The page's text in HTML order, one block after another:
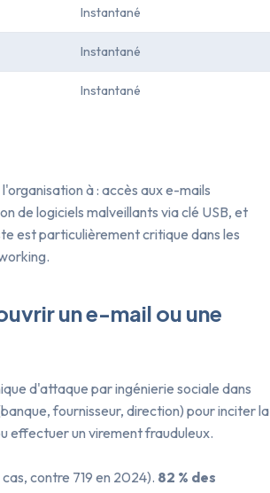
Instantané
Instantané
Instantané
à : accès aux e-mails
de logiciels malveillants via clé USB, et
est particulièrement critique dans les
un e-mail ou une
d'attaque par ingénierie sociale dans
fournisseur, direction) pour inciter la
effectuer un virement frauduleux.
contre 719 en 2024). 82 % des